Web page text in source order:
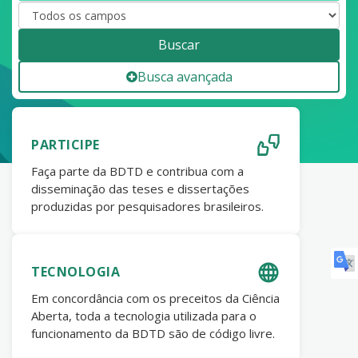
Buscar
Busca avançada
PARTICIPE
Faça parte da BDTD e contribua com a
disseminação das teses e dissertações
produzidas por pesquisadores brasileiros.
TECNOLOGIA
Em concordância com os preceitos da Ciência
Aberta, toda a tecnologia utilizada para o
funcionamento da BDTD são de código livre.